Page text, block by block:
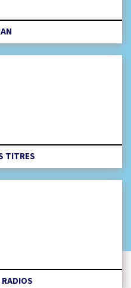
TITRES